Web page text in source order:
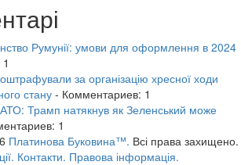
Румунії: умови для оформлення в 2024
за організацію хресної ходи
стану - Комментариев: 1
Трамп натякнув як Зеленський може
1
Платинова Буковина™. Всі права захищено.
Контакти. Правова інформація.